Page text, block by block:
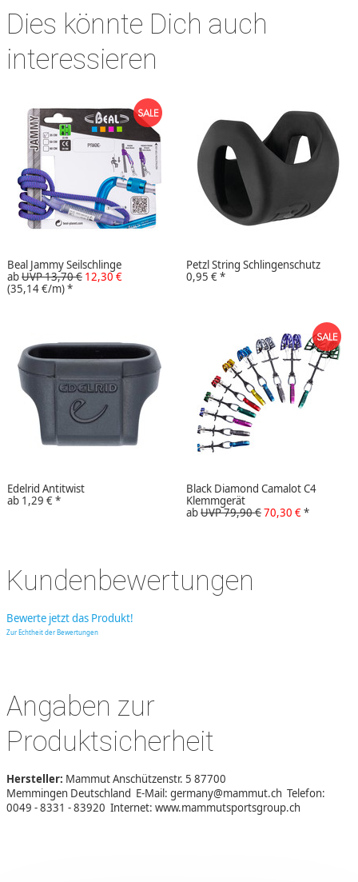
Dies könnte Dich auch
interessieren
Beal Jammy Seilschlinge
abUVP 13,70 € 12,30 €
(35,14 €/m)*
Petzl String Schlingenschutz
0,95 €*
Edelrid Antitwist
ab 1,29 €*
Black Diamond Camalot C4
Klemmgerät
abUVP 79,90 €70,30 €*
Kundenbewertungen
Bewerte jetzt das Produkt!
Zur Echtheit der Bewertungen
Angaben zur
Produktsicherheit
Hersteller: Mammut Anschützenstr. 5 87700
Memmingen Deutschland E-Mail: germany@mammut.ch Telefon:
0049 - 8331 - 83920 Internet: www.mammutsportsgroup.ch